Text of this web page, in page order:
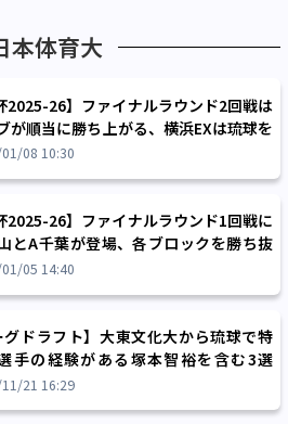
本体育大
2025-26】ファイナルラウンド2回戦は
が順当に勝ち上がる、横浜EXは琉球を
苦しめるが惜しくも敗退
08 10:30
2025-26】ファイナルラウンド1回戦に
とA千葉が登場、各ブロックを勝ち抜
も初戦突破を狙う
05 14:40
グドラフト】大東文化大から琉球で特
手の経験がある塚本智裕を含む3選
体育大から月岡熙がエントリー
21 16:29